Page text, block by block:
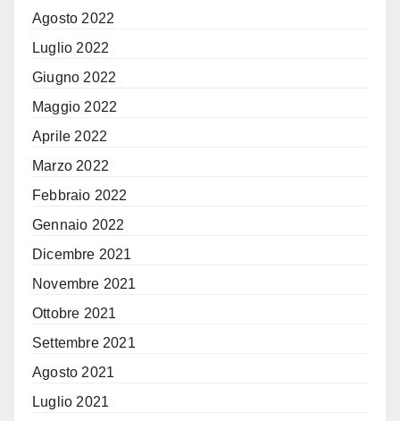
Agosto 2022
Luglio 2022
Giugno 2022
Maggio 2022
Aprile 2022
Marzo 2022
Febbraio 2022
Gennaio 2022
Dicembre 2021
Novembre 2021
Ottobre 2021
Settembre 2021
Agosto 2021
Luglio 2021